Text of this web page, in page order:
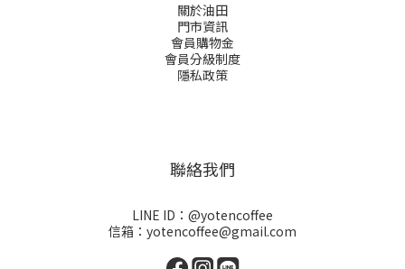
關於油田
門市資訊
會員購物金
會員分級制度
隱私政策
聯絡我們
LINE ID：@yotencoffee
信箱：yotencoffee@gmail.com